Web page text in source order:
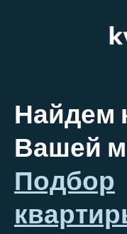
Найдем
Вашей
Подбор